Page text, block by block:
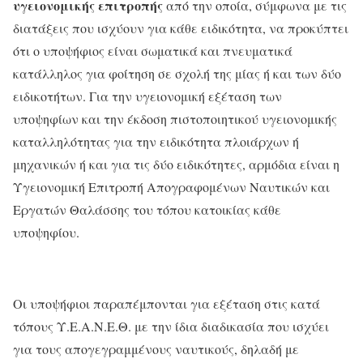
υγειονομικής επιτροπήςαπό την οποία, σύμφωνα με τις
διατάξεις που ισχύουν για κάθε ειδικότητα, να προκύπτει
ότι ο υποψήφιος είναι σωματικά και πνευματικά
κατάλληλος για φοίτηση σε σχολή της μίας ή και των δύο
ειδικοτήτων. Για την υγειονομική εξέταση των
υποψηφίων και την έκδοση πιστοποιητικού υγειονομικής
καταλληλότητας για την ειδικότητα πλοιάρχων ή
μηχανικών ή και για τις δύο ειδικότητες, αρμόδια είναι η
Υγειονομική Επιτροπή Απογραφομένων Ναυτικών και
Εργατών Θαλάσσης του τόπου κατοικίας κάθε
υποψηφίου.
Οι υποψήφιοι παραπέμπονται για εξέταση στις κατά
τόπους Υ.Ε.Α.Ν.Ε.Θ. με την ίδια διαδικασία που ισχύει
για τους απογεγραμμένους ναυτικούς, δηλαδή με